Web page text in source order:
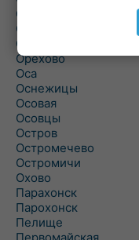
Ольшаны
Омельная
Ополь
Орехово
Оса
Оснежицы
Осовая
Осовцы
Остров
Остромечево
Остромичи
Охово
Парахонск
Парохонск
Пелище